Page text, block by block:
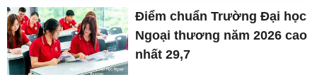
Điểm chuẩn Trường Đại học
Ngoại thương năm 2026 cao
nhất 29,7